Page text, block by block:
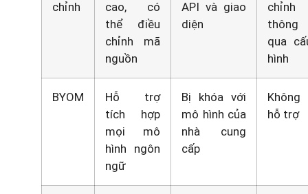
chỉnh
cao, có
thể điều
chỉnh mã
nguồn
API và giao
diện
chỉnh
thông
qua
hình
BYOM
Hỗ trợ
tích hợp
mọi mô
hình ngôn
ngữ
Bị khóa với
mô hình của
nhà cung
cấp
Không
hỗ trợ